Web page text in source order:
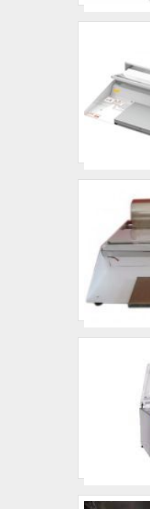
disposição
para máquinas
empresa
de automação e
especiais,
para os